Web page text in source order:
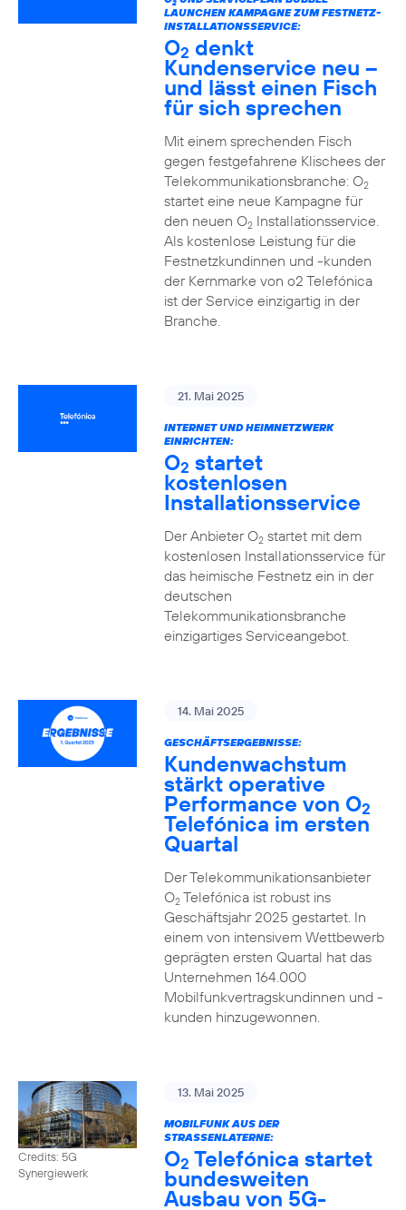
2
LAUNCHEN KAMPAGNE ZUM FESTNETZ-
INSTALLATIONSSERVICE:
O2 denkt
Kundenservice neu –
und lässt einen Fisch
für sich sprechen
Mit einem sprechenden Fisch
gegen festgefahrene Klischees der
Telekommunikationsbranche: O2
startet eine neue Kampagne für
den neuen O2Installationsservice.
Als kostenlose Leistung für die
Festnetzkundinnen und -kunden
der Kernmarke von o2 Telefónica
ist der Service einzigartig in der
Branche.
21. Mai 2025
INTERNET UND HEIMNETZWERK
EINRICHTEN:
O2 startet
kostenlosen
Installationsservice
Der Anbieter O2startet mit dem
kostenlosen Installationsservice für
das heimische Festnetz ein in der
deutschen
Telekommunikationsbranche
einzigartiges Serviceangebot.
14. Mai 2025
GESCHÄFTSERGEBNISSE:
Kundenwachstum
stärkt operative
Performance von O2
Telefónica im ersten
Quartal
Der Telekommunikationsanbieter
O2Telefónica ist robust ins
Geschäftsjahr 2025 gestartet. In
einem von intensivem Wettbewerb
geprägten ersten Quartal hat das
Unternehmen 164.000
Mobilfunkvertragskundinnen und -
kunden hinzugewonnen.
Credits: 5G
Synergiewerk
13. Mai 2025
MOBILFUNK AUS DER
STRASSENLATERNE:
O2 Telefónica startet
bundesweiten
Ausbau von 5G-